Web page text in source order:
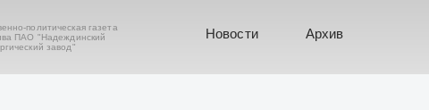
политическая газета
ПАО "Надеждинский
завод"
Новости Архив